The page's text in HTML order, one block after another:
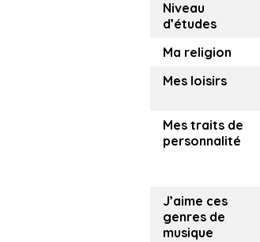
Niveau
d’études
Ma religion
Mes loisirs
Mes traits de
personnalité
J’aime ces
genres de
musique